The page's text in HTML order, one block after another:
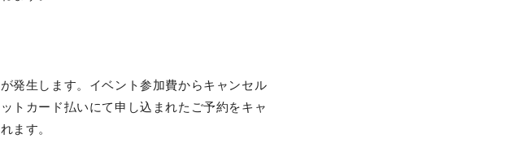
発生します。イベント参加費からキャンセル
トカード払いにて申し込まれたご予約をキャ
ます。